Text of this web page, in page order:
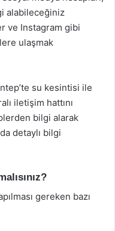
alabileceğiniz
ve Instagram gibi
ulaşmak
su kesintisi ile
iletişim hattını
bilgi alarak
detaylı bilgi
gereken bazı